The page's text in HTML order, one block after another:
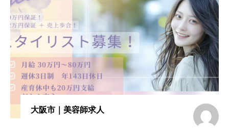
大阪市｜美容師求人